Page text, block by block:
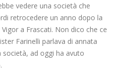
vedere una società che
retrocedere un anno dopo la
a Frascati. Non dico che ce
Farinelli parlava di annata
società, ad oggi ha avuto